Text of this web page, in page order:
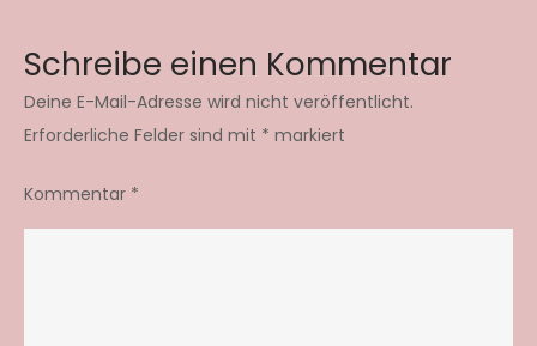
Schreibe einen Kommentar
Deine E-Mail-Adresse wird nicht veröffentlicht.
Erforderliche Felder sind mit * markiert
Kommentar *